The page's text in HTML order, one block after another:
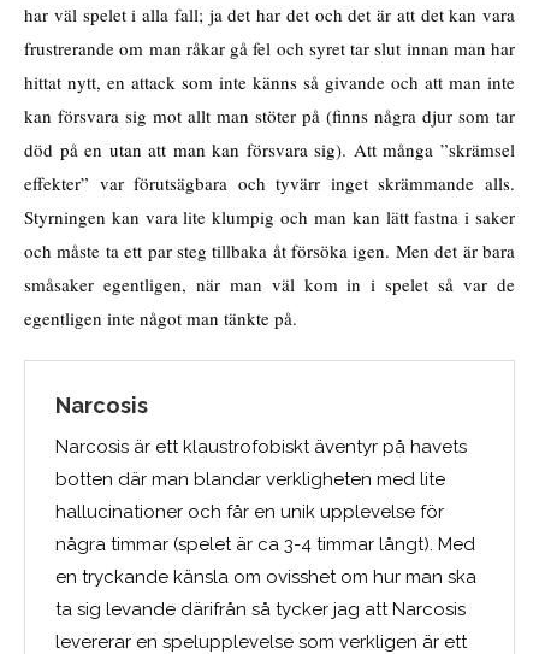
har väl spelet i alla fall; ja det har det och det är att det kan vara
frustrerande om man råkar gå fel och syret tar slut innan man har
hittat nytt, en attack som inte känns så givande och att man inte
kan försvara sig mot allt man stöter på (finns några djur som tar
död på en utan att man kan försvara sig). Att många ”skrämsel
effekter” var förutsägbara och tyvärr inget skrämmande alls.
Styrningen kan vara lite klumpig och man kan lätt fastna i saker
och måste ta ett par steg tillbaka åt försöka igen. Men det är bara
småsaker egentligen, när man väl kom in i spelet så var de
egentligen inte något man tänkte på.
Narcosis
Narcosis är ett klaustrofobiskt äventyr på havets
botten där man blandar verkligheten med lite
hallucinationer och får en unik upplevelse för
några timmar (spelet är ca 3-4 timmar långt). Med
en tryckande känsla om ovisshet om hur man ska
ta sig levande därifrån så tycker jag att Narcosis
levererar en spelupplevelse som verkligen är ett